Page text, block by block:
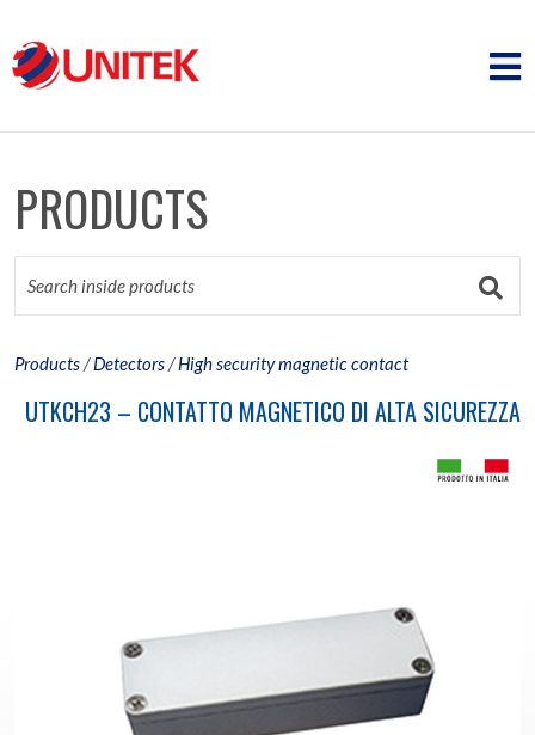
PRODUCTS
Products/Detectors/High security magnetic contact
UTKCH23 – CONTATTO MAGNETICO DI ALTA SICUREZZA